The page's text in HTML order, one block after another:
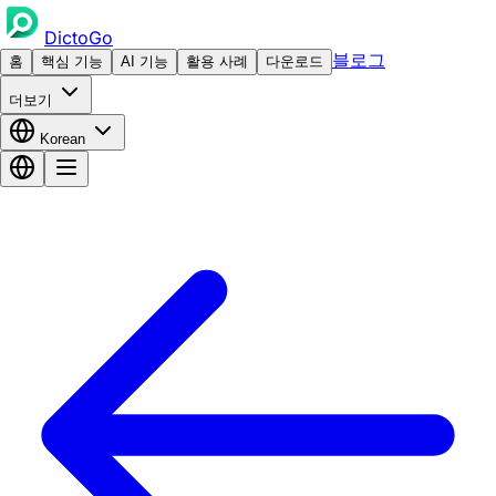
DictoGo
홈 핵심 기능 AI 기능 활용 사례 다운로드 블로그
더보기
Korean